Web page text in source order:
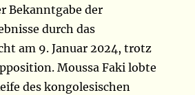
Bekanntgabe der
durch das
am 9. Januar 2024, trotz
Moussa Faki lobte
des kongolesischen